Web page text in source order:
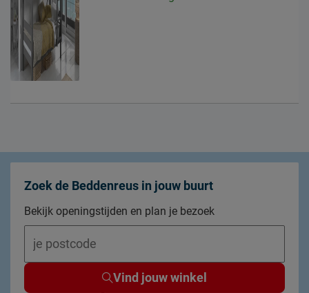
Zoek de Beddenreus in jouw buurt
Bekijk openingstijden en plan je bezoek
Vind jouw winkel